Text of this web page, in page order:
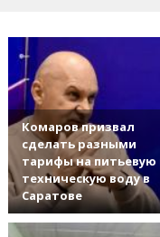
Комаров призвал
сделать разными
тарифы на питьевую
техническую воду в
Саратове